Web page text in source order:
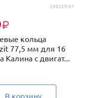
239225-01
₽
кольца
77,5 мм для 16
Калина с двигат...
В корзину